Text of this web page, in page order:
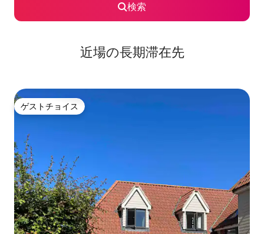
検索
近場の長期滞在先
ゲストチョイス
ゲストチョイス